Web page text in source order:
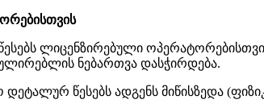
ლიცენზირებული
ნებართვა დასჭირდება.
წესებს ადგენს მიწისზედა